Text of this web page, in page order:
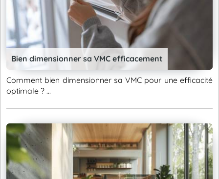
Bien dimensionner sa VMC efficacement
Comment bien dimensionner sa VMC pour une efficacité
optimale ? ...